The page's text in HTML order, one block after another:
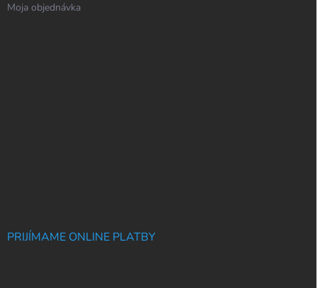
Moja objednávka
PRIJÍMAME ONLINE PLATBY